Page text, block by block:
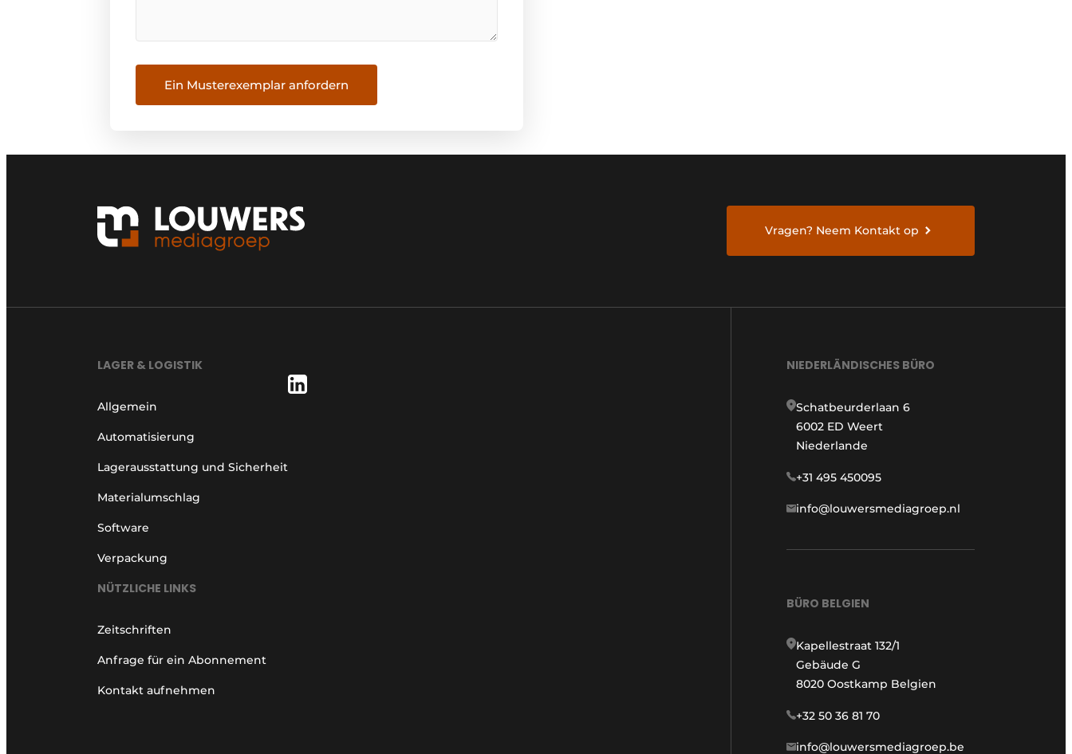
Ein Musterexemplar anfordern
Vragen? Neem Kontakt op
LAGER & LOGISTIK
Allgemein
Automatisierung
Lagerausstattung und Sicherheit
Materialumschlag
Software
Verpackung
NÜTZLICHE LINKS
Zeitschriften
Anfrage für ein Abonnement
Kontakt aufnehmen
NIEDERLÄNDISCHES BÜRO
Schatbeurderlaan 6
6002 ED Weert
Niederlande
+31 495 450095
info@louwersmediagroep.nl
BÜRO BELGIEN
Kapellestraat 132/1
Gebäude G
8020 Oostkamp Belgien
+32 50 36 81 70
info@louwersmediagroep.be